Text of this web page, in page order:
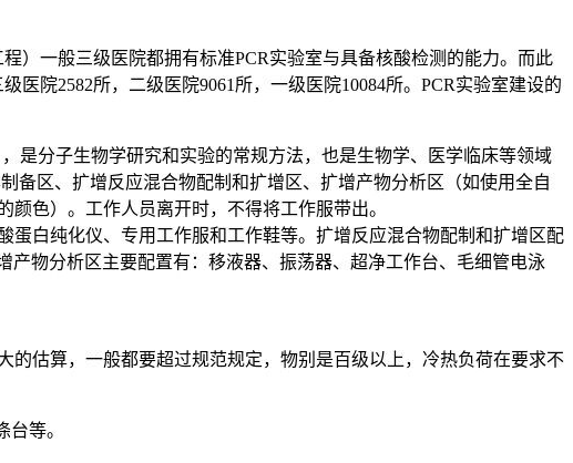
）一般三级医院都拥有标准PCR实验室与具备核酸检测的能力。而此
院2582所，二级医院9061所，一级医院10084所。PCR实验室建设的
是分子生物学研究和实验的常规方法，也是生物学、医学临床等领域
备区、扩增反应混合物配制和扩增区、扩增产物分析区（如使用全自
色）。工作人员离开时，不得将工作服带出。
白纯化仪、专用工作服和工作鞋等。扩增反应混合物配制和扩增区配
物分析区主要配置有：移液器、振荡器、超净工作台、毛细管电泳
估算，一般都要超过规范规定，物别是百级以上，冷热负荷在要求不
等。